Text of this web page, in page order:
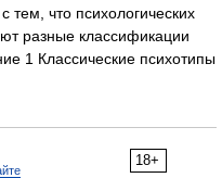
тем, что психологических
разные классификации
1 Классические психотипы
18+